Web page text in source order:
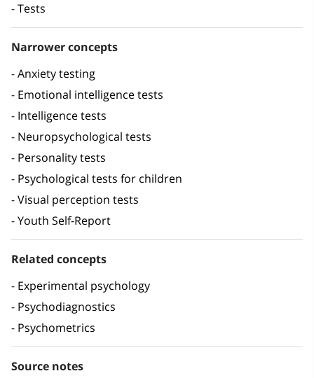
Tests
Narrower concepts
Anxiety testing
Emotional intelligence tests
Intelligence tests
Neuropsychological tests
Personality tests
Psychological tests for children
Visual perception tests
Youth Self-Report
Related concepts
Experimental psychology
Psychodiagnostics
Psychometrics
Source notes